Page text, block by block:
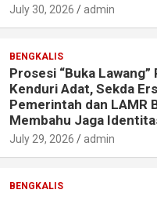
July 30, 2026 admin
BENGKALIS
Prosesi “Buka Lawang”
Kenduri Adat, Sekda
Pemerintah dan LAMR
Membahu Jaga
July 29, 2026 admin
BENGKALIS